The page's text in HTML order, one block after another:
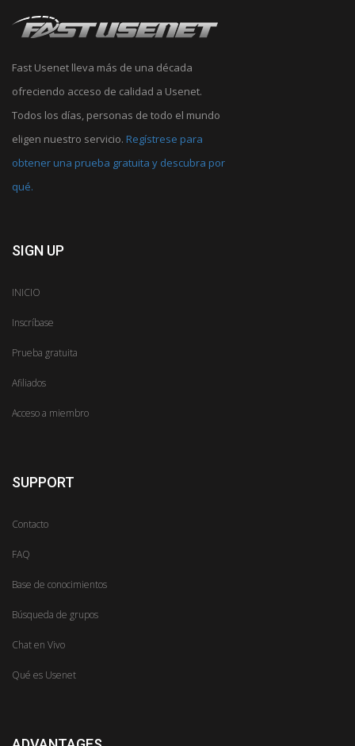
Fast Usenet lleva más de una década
ofreciendo acceso de calidad a Usenet.
Todos los días, personas de todo el mundo
eligen nuestro servicio. Regístrese para
obtener una prueba gratuita y descubra por
qué.
SIGN UP
INICIO
Inscríbase
Prueba gratuita
Afiliados
Acceso a miembro
SUPPORT
Contacto
FAQ
Base de conocimientos
Búsqueda de grupos
Chat en Vivo
Qué es Usenet